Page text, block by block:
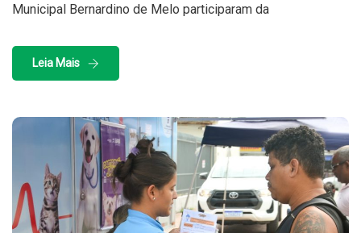
Municipal Bernardino de Melo participaram da
Leia Mais